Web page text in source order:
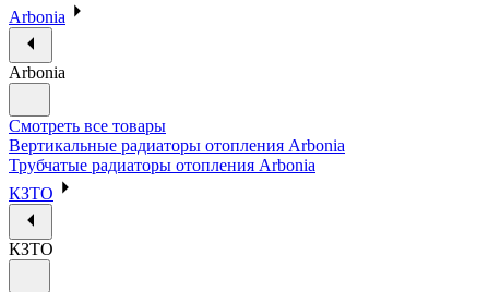
Arbonia
Arbonia
Смотреть все товары
Вертикальные радиаторы отопления Arbonia
Трубчатые радиаторы отопления Arbonia
КЗТО
КЗТО